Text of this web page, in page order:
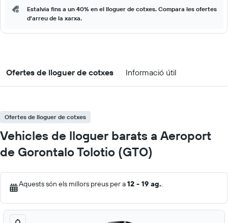
Estalvia fins a un 40% en el lloguer de cotxes. Compara les ofertes
d'arreu de la xarxa.
Ofertes de lloguer de cotxes Informació útil
Ofertes de lloguer de cotxes
Vehicles de lloguer barats a Aeroport
de Gorontalo Tolotio (GTO)
Aquests són els millors preus per a12 - 19 ag..